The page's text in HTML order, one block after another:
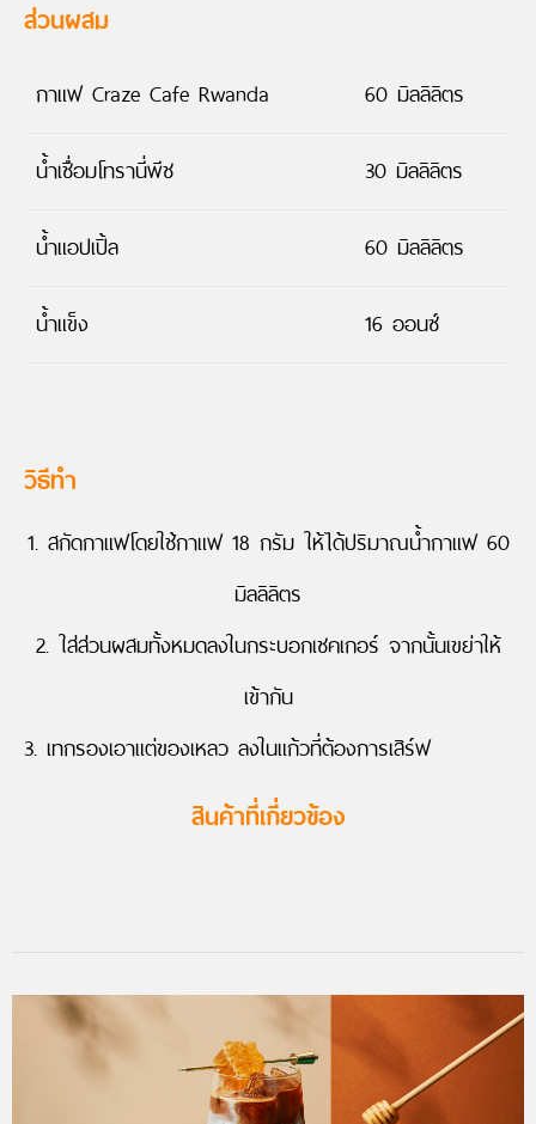
ส่วนผสม
กาแฟ Craze Cafe Rwanda
60 มิลลิลิตร
น้ำเชื่อมโทรานี่พีช
30 มิลลิลิตร
น้ำแอปเปิ้ล
60 มิลลิลิตร
น้ำแข็ง
16 ออนซ์
วิธีทำ
1. สกัดกาแฟโดยใช้กาแฟ 18 กรัม ให้ได้ปริมาณน้ำกาแฟ 60
มิลลิลิตร
2. ใส่ส่วนผสมทั้งหมดลงในกระบอกเชคเกอร์ จากนั้นเขย่าให้
เข้ากัน
3. เทกรองเอาแต่ของเหลว ลงในแก้วที่ต้องการเสิร์ฟ
สินค้าที่เกี่ยวข้อง